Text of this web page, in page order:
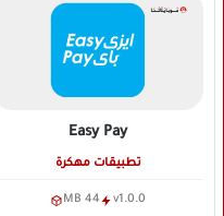
Easy Pay
تطبيقات مهكرة
v1.0.0
44 MB